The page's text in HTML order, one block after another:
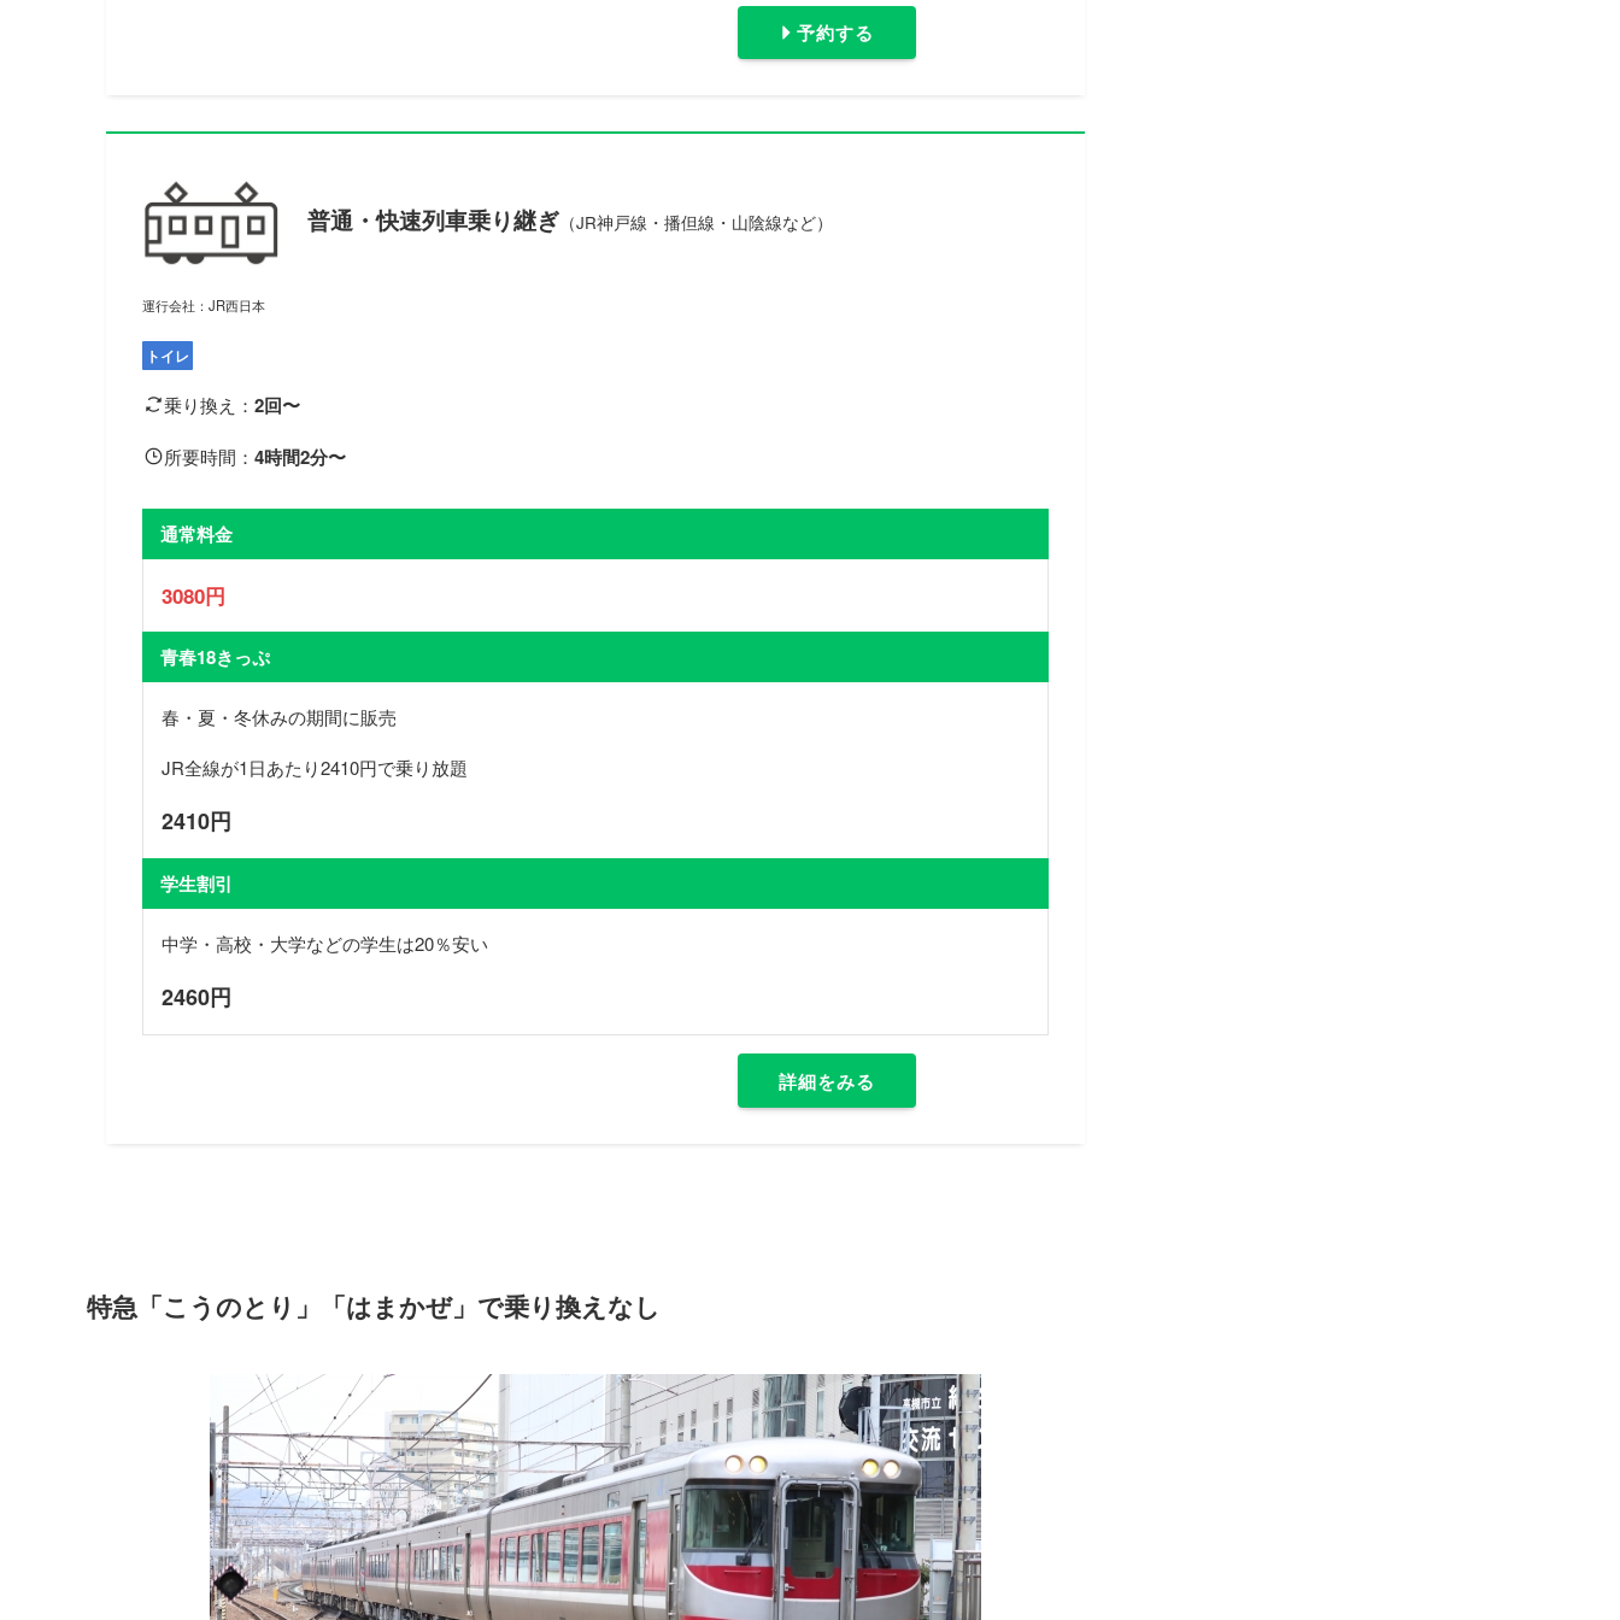
予約する
普通・快速列車乗り継ぎ （JR神戸線・播但線・山陰線など）
運行会社：JR西日本
トイレ
乗り換え： 2回〜
所要時間： 4時間2分〜
通常料金
3080円
青春18きっぷ
春・夏・冬休みの期間に販売
JR全線が1日あたり2410円で乗り放題
2410円
学生割引
中学・高校・大学などの学生は20％安い
2460円
詳細をみる
特急「こうのとり」「はまかぜ」で乗り換えなし